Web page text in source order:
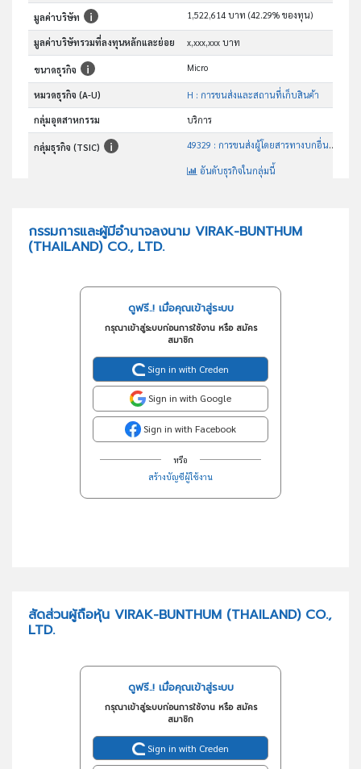
มูลค่าบริษัท 1,522,614 บาท (42.29% ของทุน)
มูลค่าบริษัทรวมที่ลงทุนหลักและย่อย x,xxx,xxx บาท
ขนาดธุรกิจ Micro
หมวดธุรกิจ (A-U) H : การขนส่งและสถานที่เก็บสินค้า
กลุ่มอุตสาหกรรม บริการ
กลุ่มธุรกิจ (TSIC) 49329 : การขนส่งผู้โดยสารทางบกอื่นๆซึ่งมิได้จัดประเภทไว้ในที่อื่น
อันดับธุรกิจในกลุ่มนี้
กรรมการและผู้มีอำนาจลงนาม VIRAK-BUNTHUM
(THAILAND) CO., LTD.
ดูฟรี..! เมื่อคุณเข้าสู่ระบบ
กรุณาเข้าสู่ระบบก่อนการใช้งาน หรือ สมัคร
สมาชิก
Sign in with Creden
Sign in with Google
Sign in with Facebook
หรือ
สร้างบัญชีผู้ใช้งาน
สัดส่วนผู้ถือหุ้น VIRAK-BUNTHUM (THAILAND) CO.,
LTD.
ดูฟรี..! เมื่อคุณเข้าสู่ระบบ
กรุณาเข้าสู่ระบบก่อนการใช้งาน หรือ สมัคร
สมาชิก
Sign in with Creden